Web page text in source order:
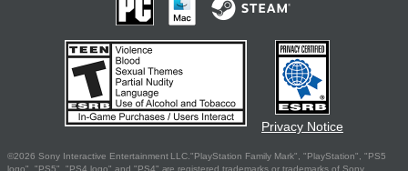
Privacy Notice
©2026 Sony Interactive Entertainment LLC."PlayStation Family Mark", "PlayStation", "PS5
logo", "PS5", "PS4 logo" and "PS4" are registered trademarks or trademarks of Sony